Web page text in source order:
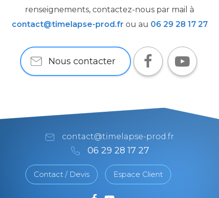
renseignements, contactez-nous par mail à
contact@timelapse-prod.fr ou au 06 29 28 17 27
Nous contacter
contact@timelapse-prod.fr
06 29 28 17 27
Contact / Devis Espace Client